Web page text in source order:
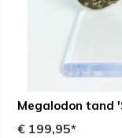
Megalodon tand
€ 199,95*